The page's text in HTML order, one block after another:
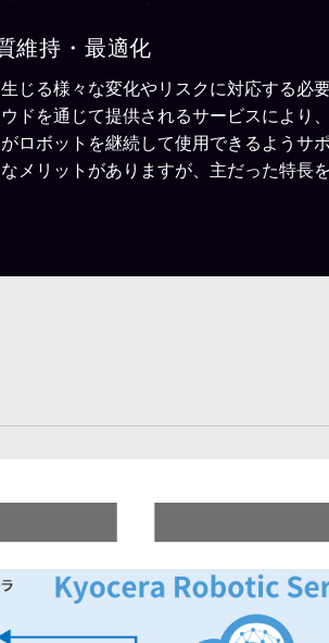
膳
維持・最適化
じる様々な変化やリスクに対応する必
ドを通じて提供されるサービスにより、
ロボットを継続して使用できるようサ
メリットがありますが、主だった特長